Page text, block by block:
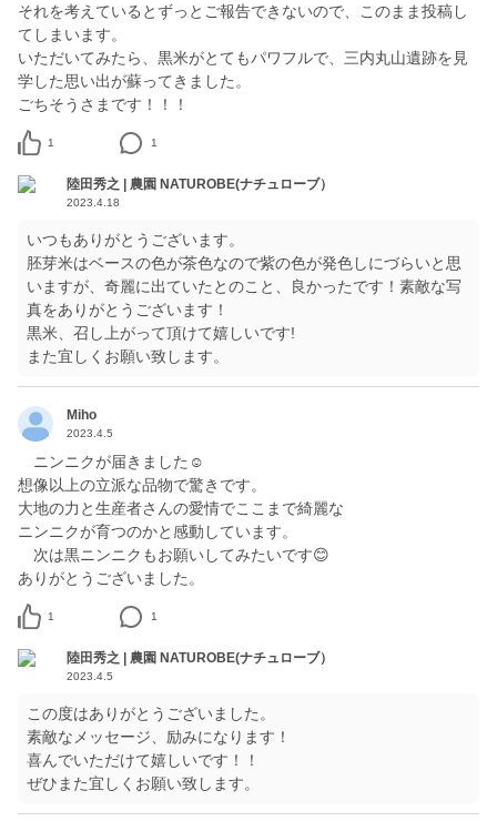
それを考えているとずっとご報告できないので、このまま投稿し
てしまいます。
いただいてみたら、黒米がとてもパワフルで、三内丸山遺跡を見
学した思い出が蘇ってきました。
ごちそうさまです！！！
1 1
陸田秀之 | 農園 NATUROBE(ナチュローブ）
2023.4.18
いつもありがとうございます。
胚芽米はベースの色が茶色なので紫の色が発色しにづらいと思
いますが、奇麗に出ていたとのこと、良かったです！素敵な写
真をありがとうございます！
黒米、召し上がって頂けて嬉しいです!
また宜しくお願い致します。
Miho
2023.4.5
ニンニクが届きました☺️
想像以上の立派な品物で驚きです。
大地の力と生産者さんの愛情でここまで綺麗な
ニンニクが育つのかと感動しています。
次は黒ニンニクもお願いしてみたいです😊
ありがとうございました。
1 1
陸田秀之 | 農園 NATUROBE(ナチュローブ）
2023.4.5
この度はありがとうございました。
素敵なメッセージ、励みになります！
喜んでいただけて嬉しいです！！
ぜひまた宜しくお願い致します。